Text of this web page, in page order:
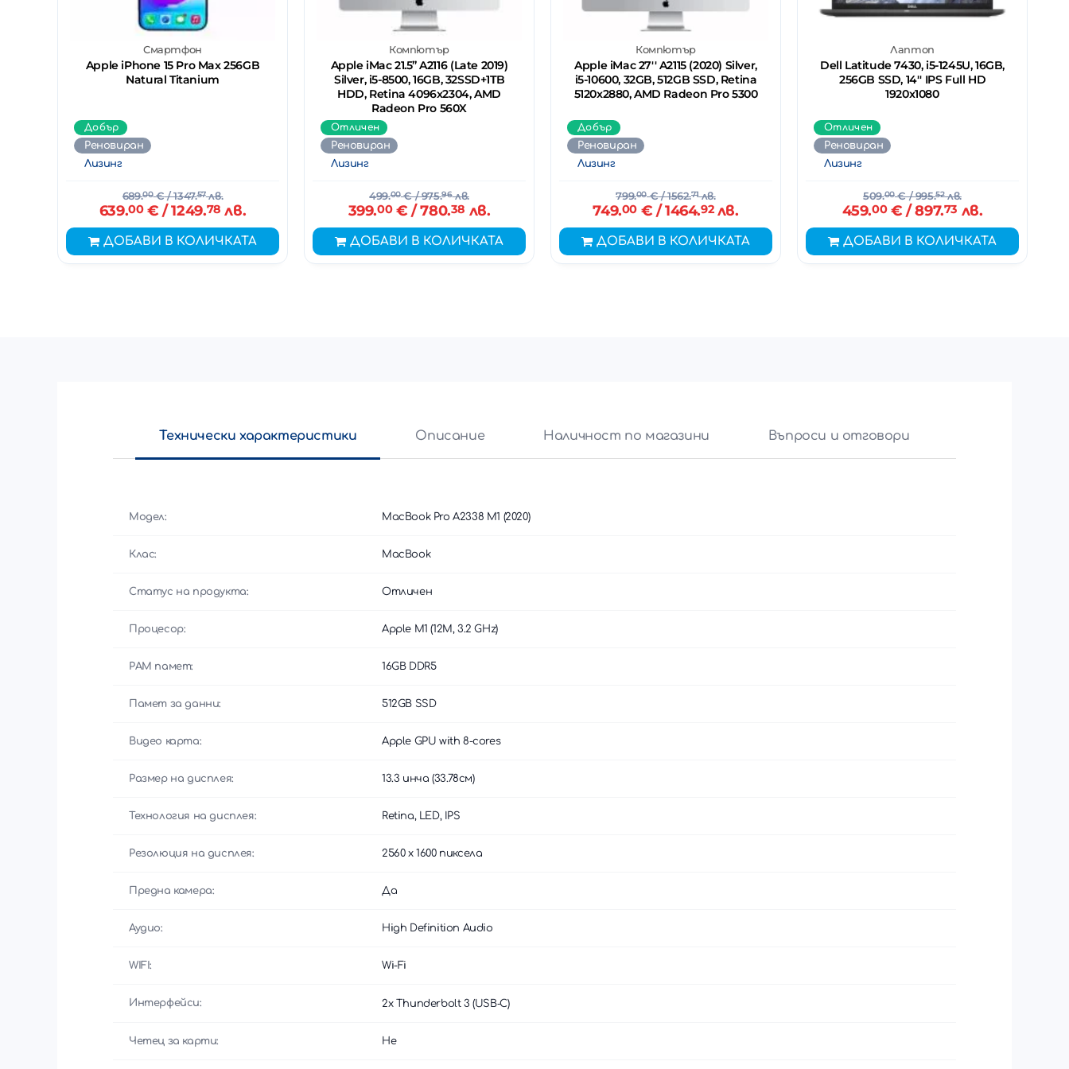
Смартфон
Apple iPhone 15 Pro Max 256GB
Natural Titanium
Добър
Реновиран
Лизинг
689.00€/ 1347.57лв.
639.00€ / 1249.78 лв.
ДОБАВИ В КОЛИЧКАТА
Компютър
Apple iMac 21.5’’ A2116 (Late 2019)
Silver, i5-8500, 16GB, 32SSD+1TB
HDD, Retina 4096x2304, AMD
Radeon Pro 560X
Отличен
Реновиран
Лизинг
499.00€/ 975.96лв.
399.00€ / 780.38 лв.
ДОБАВИ В КОЛИЧКАТА
Компютър
Apple iMac 27'' A2115 (2020) Silver,
i5-10600, 32GB, 512GB SSD, Retina
5120x2880, AMD Radeon Pro 5300
Добър
Реновиран
Лизинг
799.00€/ 1562.71лв.
749.00€ / 1464.92лв.
ДОБАВИ В КОЛИЧКАТА
Лаптоп
Dell Latitude 7430, i5-1245U, 16GB,
256GB SSD, 14'' IPS Full HD
1920x1080
Отличен
Реновиран
Лизинг
509.00€/ 995.52лв.
459.00€ / 897.73 лв.
ДОБАВИ В КОЛИЧКАТА
Технически характеристики Описание Наличност по магазини Въпроси и отговори
Модел: MacBook Pro A2338 M1 (2020)
Клас: MacBook
Статус на продукта: Отличен
Процесор: Apple M1 (12M, 3.2 GHz)
РАМ памет: 16GB DDR5
Памет за данни: 512GB SSD
Видео карта: Apple GPU with 8-cores
Размер на дисплея: 13.3 инча (33.78см)
Технология на дисплея: Retina, LED, IPS
Резолюция на дисплея: 2560 x 1600 пиксела
Предна камера: Да
Аудио: High Definition Audio
WIFI: Wi-Fi
Интерфейси: 2x Thunderbolt 3 (USB‑C)
Четец за карти: Не